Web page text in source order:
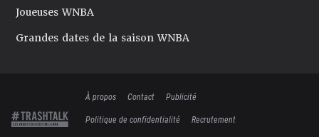
Joueuses WNBA
Grandes dates de la saison WNBA
À propos Contact
Publicité
Politique de confidentialité
Recrutement